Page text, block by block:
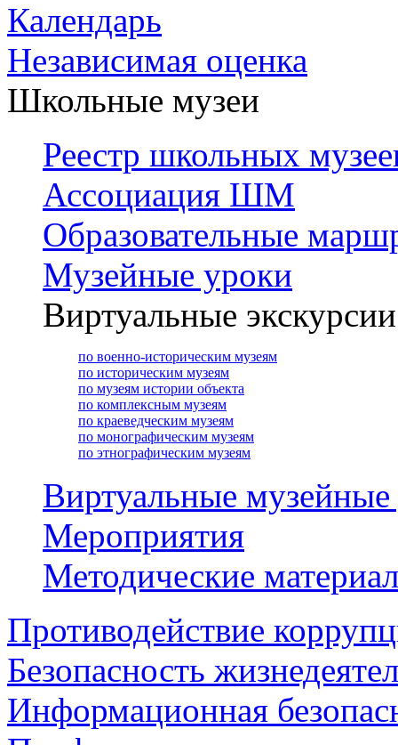
Календарь
Независимая оценка
Школьные музеи
Реестр школьных
Ассоциация ШМ
Образовательные
Музейные уроки
Виртуальные экскурсии
по военно-историческим музеям
по историческим музеям
по музеям истории объекта
по комплексным музеям
по краеведческим музеям
по монографическим музеям
по этнографическим музеям
Виртуальные
Мероприятия
Методические
Противодействие
Безопасность
Информационная